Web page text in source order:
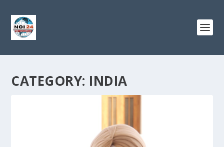
CATEGORY: INDIA